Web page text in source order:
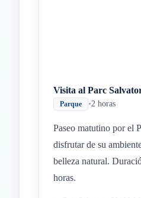
Visita al Parc
Parque •2 horas
Paseo matutino por el
disfrutar de su
belleza natural.
horas.